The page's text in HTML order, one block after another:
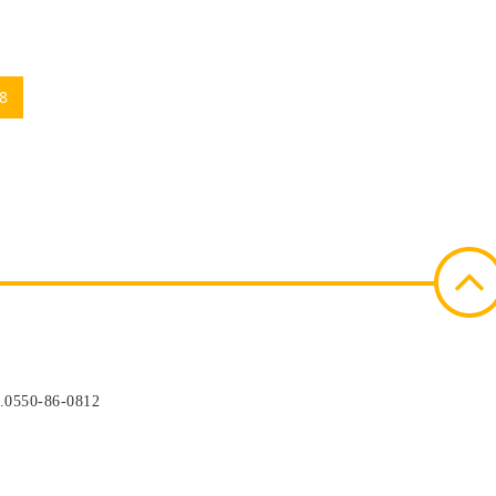
8
86-0812